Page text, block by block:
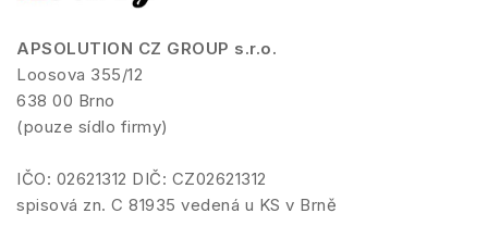
APSOLUTION CZ GROUP s.r.o.
Loosova 355/12
638 00 Brno
(pouze sídlo firmy)
IČO: 02621312 DIČ: CZ02621312
spisová zn. C 81935 vedená u KS v Brně